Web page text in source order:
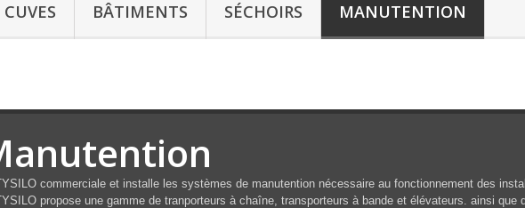
CUVES BÂTIMENTS SÉCHOIRS MANUTENTION
commerciale et installe les systèmes de manutention nécessaire au fonctionnement des
propose une gamme de tranporteurs à chaîne, transporteurs à bande et élévateurs. ainsi que